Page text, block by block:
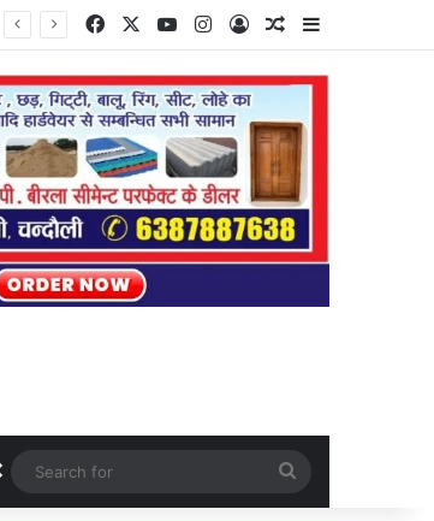
FacebookYouTubeInstagram
Log InRandom Article
Sidebar
Random Article
for